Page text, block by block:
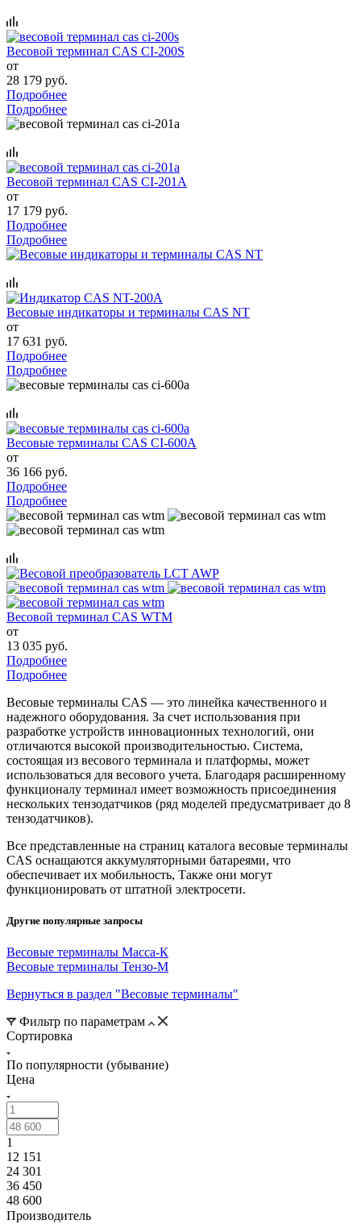
Весовой терминал CAS CI-200S
от
28 179 руб.
Подробнее
Подробнее
Весовой терминал CAS CI-201A
от
17 179 руб.
Подробнее
Подробнее
Весовые индикаторы и терминалы CAS NT
от
17 631 руб.
Подробнее
Подробнее
Весовые терминалы CAS CI-600A
от
36 166 руб.
Подробнее
Подробнее
Весовой терминал CAS WTM
от
13 035 руб.
Подробнее
Подробнее
Весовые терминалы CAS — это линейка качественного и
надежного оборудования. За счет использования при
разработке устройств инновационных технологий, они
отличаются высокой производительностью. Система,
состоящая из весового терминала и платформы, может
использоваться для весового учета. Благодаря расширенному
функционалу терминал имеет возможность присоединения
нескольких тензодатчиков (ряд моделей предусматривает до 8
тензодатчиков).
Все представленные на страниц каталога весовые терминалы
CAS оснащаются аккумуляторными батареями, что
обеспечивает их мобильность, Также они могут
функционировать от штатной электросети.
Другие популярные запросы
Весовые терминалы Масса-К
Весовые терминалы Тензо-М
Вернуться в раздел "Весовые терминалы"
Фильтр по параметрам
Сортировка
По популярности (убывание)
Цена
1
12 151
24 301
36 450
48 600
Производитель